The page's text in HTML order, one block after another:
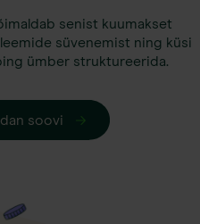
senist kuumakset
süvenemist ning küsi
ümber struktureerida.
soovi